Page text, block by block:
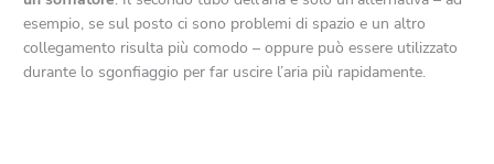
esempio, se sul posto ci sono problemi di spazio e un altro
collegamento risulta più comodo – oppure può essere utilizzato
durante lo sgonfiaggio per far uscire l’aria più rapidamente.